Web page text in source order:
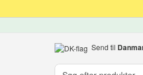
Send til